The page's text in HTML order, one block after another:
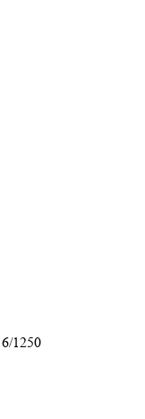
1250